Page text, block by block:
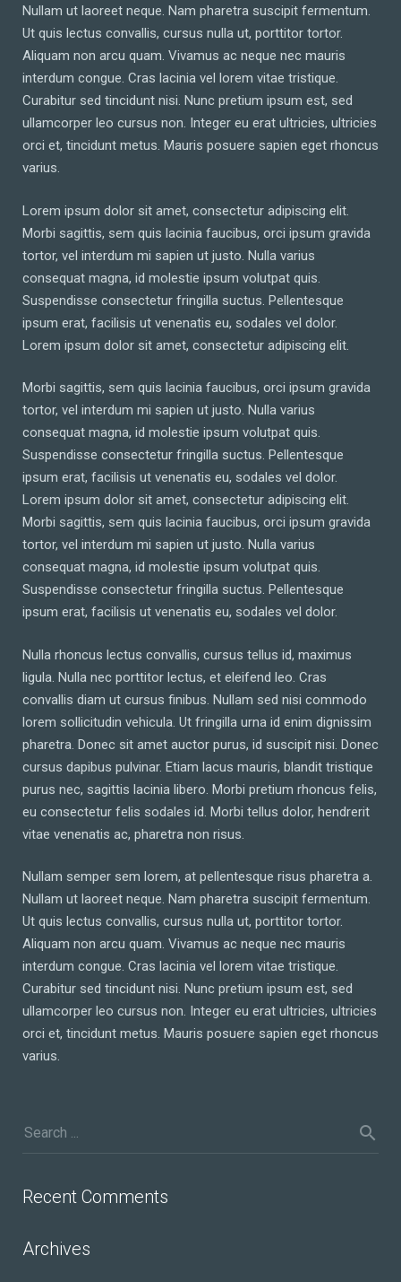
Nullam ut laoreet neque. Nam pharetra suscipit fermentum.
Ut quis lectus convallis, cursus nulla ut, porttitor tortor.
Aliquam non arcu quam. Vivamus ac neque nec mauris
interdum congue. Cras lacinia vel lorem vitae tristique.
Curabitur sed tincidunt nisi. Nunc pretium ipsum est, sed
ullamcorper leo cursus non. Integer eu erat ultricies, ultricies
orci et, tincidunt metus. Mauris posuere sapien eget rhoncus
varius.
Lorem ipsum dolor sit amet, consectetur adipiscing elit.
Morbi sagittis, sem quis lacinia faucibus, orci ipsum gravida
tortor, vel interdum mi sapien ut justo. Nulla varius
consequat magna, id molestie ipsum volutpat quis.
Suspendisse consectetur fringilla suctus. Pellentesque
ipsum erat, facilisis ut venenatis eu, sodales vel dolor.
Lorem ipsum dolor sit amet, consectetur adipiscing elit.
Morbi sagittis, sem quis lacinia faucibus, orci ipsum gravida
tortor, vel interdum mi sapien ut justo. Nulla varius
consequat magna, id molestie ipsum volutpat quis.
Suspendisse consectetur fringilla suctus. Pellentesque
ipsum erat, facilisis ut venenatis eu, sodales vel dolor.
Lorem ipsum dolor sit amet, consectetur adipiscing elit.
Morbi sagittis, sem quis lacinia faucibus, orci ipsum gravida
tortor, vel interdum mi sapien ut justo. Nulla varius
consequat magna, id molestie ipsum volutpat quis.
Suspendisse consectetur fringilla suctus. Pellentesque
ipsum erat, facilisis ut venenatis eu, sodales vel dolor.
Nulla rhoncus lectus convallis, cursus tellus id, maximus
ligula. Nulla nec porttitor lectus, et eleifend leo. Cras
convallis diam ut cursus finibus. Nullam sed nisi commodo
lorem sollicitudin vehicula. Ut fringilla urna id enim dignissim
pharetra. Donec sit amet auctor purus, id suscipit nisi. Donec
cursus dapibus pulvinar. Etiam lacus mauris, blandit tristique
purus nec, sagittis lacinia libero. Morbi pretium rhoncus felis,
eu consectetur felis sodales id. Morbi tellus dolor, hendrerit
vitae venenatis ac, pharetra non risus.
Nullam semper sem lorem, at pellentesque risus pharetra a.
Nullam ut laoreet neque. Nam pharetra suscipit fermentum.
Ut quis lectus convallis, cursus nulla ut, porttitor tortor.
Aliquam non arcu quam. Vivamus ac neque nec mauris
interdum congue. Cras lacinia vel lorem vitae tristique.
Curabitur sed tincidunt nisi. Nunc pretium ipsum est, sed
ullamcorper leo cursus non. Integer eu erat ultricies, ultricies
orci et, tincidunt metus. Mauris posuere sapien eget rhoncus
varius.
Recent Comments
Archives